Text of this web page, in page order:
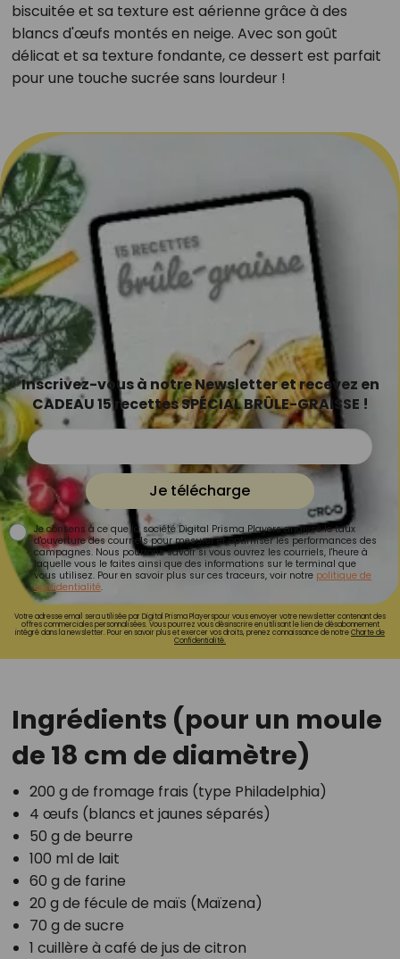
biscuitée et sa texture est aérienne grâce à des
blancs d'œufs montés en neige. Avec son goût
délicat et sa texture fondante, ce dessert est parfait
pour une touche sucrée sans lourdeur !
Inscrivez-vous à notre Newsletter et recevez en
CADEAU 15 recettes SPÉCIAL BRÛLE-GRAISSE !
Je télécharge
Je consens à ce que la société Digital Prisma Players analyse le taux
d'ouverture des courriels pour mesurer et optimiser les performances des
campagnes. Nous pourrons savoir si vous ouvrez les courriels, l'heure à
laquelle vous le faites ainsi que des informations sur le terminal que
vous utilisez. Pour en savoir plus sur ces traceurs, voir notre politique de
confidentialité.
Votre adresse email sera utilisée par Digital Prisma Playerspour vous envoyer votre newsletter contenant des
offres commerciales personnalisées. Vous pourrez vous désinscrire en utilisant le lien de désabonnement
intégré dans la newsletter. Pour en savoir plus et exercer vos droits, prenez connaissance de notreCharte de
Confidentialité.
Ingrédients (pour un moule
de 18 cm de diamètre)
200 g de fromage frais (type Philadelphia)
4 œufs (blancs et jaunes séparés)
50 g de beurre
100 ml de lait
60 g de farine
20 g de fécule de maïs (Maïzena)
70 g de sucre
1 cuillère à café de jus de citron